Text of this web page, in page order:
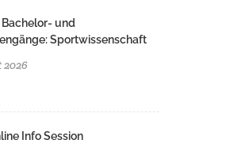
Bachelor- und
Sportwissenschaft
2026
Info Session